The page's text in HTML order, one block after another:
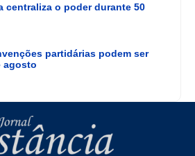
centraliza o poder durante 50
partidárias podem ser
agosto